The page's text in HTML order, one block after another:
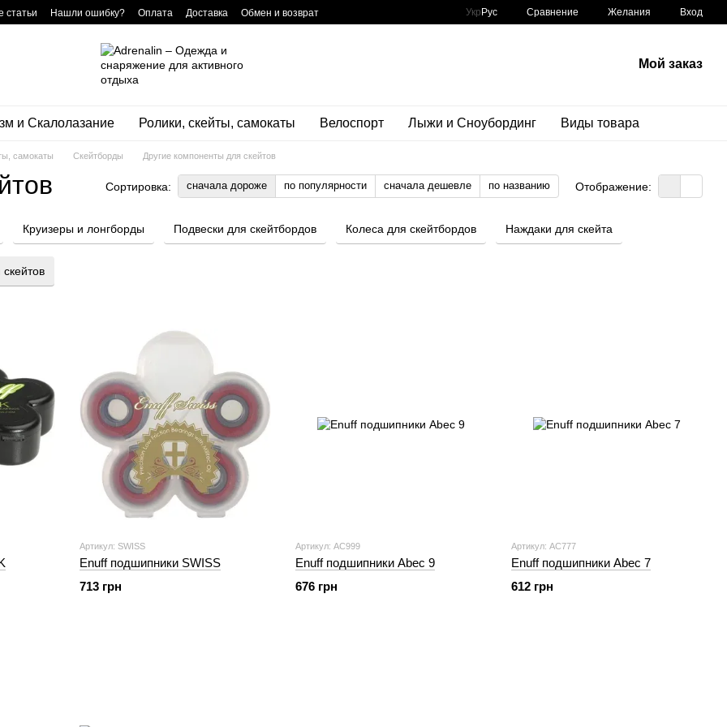
статьи Нашли ошибку? Оплата Доставка
Обмен и возврат
Укр Рус Сравнение Желания Вход
Мой заказ
и Скалолазание Ролики, скейты, самокаты Велоспорт Лыжи и Сноубординг Виды товара
самокаты Скейтборды Другие компоненты для скейтов
Сортировка: сначала дороже по популярности сначала дешевле по названию Отображение:
Круизеры и лонгборды Подвески для скейтбордов Колеса для скейтбордов Наждаки для скейта
Артикул: SWISS
Enuff подшипники SWISS
713 грн
Артикул: AC999
Enuff подшипники Abec 9
676 грн
Артикул: AC777
Enuff подшипники Abec 7
612 грн